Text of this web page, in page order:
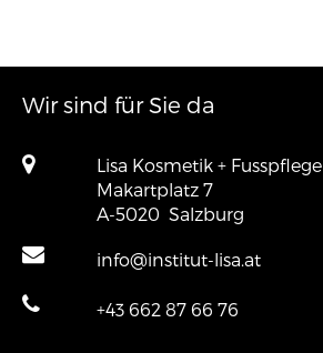
Wir sind für Sie da
Lisa Kosmetik + Fusspflege
Makartplatz 7
A-5020 Salzburg
info@institut-lisa.at
+43 662 87 66 76